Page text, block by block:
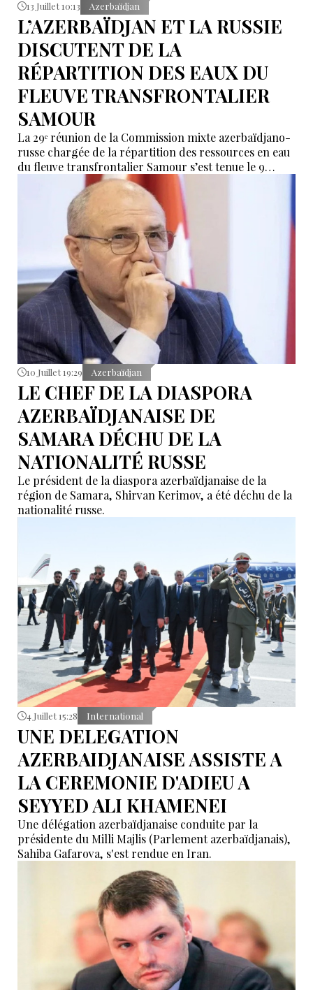
13 Juillet 10:13 Azerbaïdjan
L’AZERBAÏDJAN ET LA RUSSIE
DISCUTENT DE LA
RÉPARTITION DES EAUX DU
FLEUVE TRANSFRONTALIER
SAMOUR
La 29ᵉ réunion de la Commission mixte azerbaïdjano-
russe chargée de la répartition des ressources en eau
du fleuve transfrontalier Samour s’est tenue le 9
juillet dans le district de Qusar, en Azerbaïdjan.
10 Juillet 19:29 Azerbaïdjan
LE CHEF DE LA DIASPORA
AZERBAÏDJANAISE DE
SAMARA DÉCHU DE LA
NATIONALITÉ RUSSE
Le président de la diaspora azerbaïdjanaise de la
région de Samara, Shirvan Kerimov, a été déchu de la
nationalité russe.
4 Juillet 15:28 International
UNE DELEGATION
AZERBAIDJANAISE ASSISTE A
LA CEREMONIE D'ADIEU A
SEYYED ALI KHAMENEI
Une délégation azerbaïdjanaise conduite par la
présidente du Milli Majlis (Parlement azerbaïdjanais),
Sahiba Gafarova, s'est rendue en Iran.